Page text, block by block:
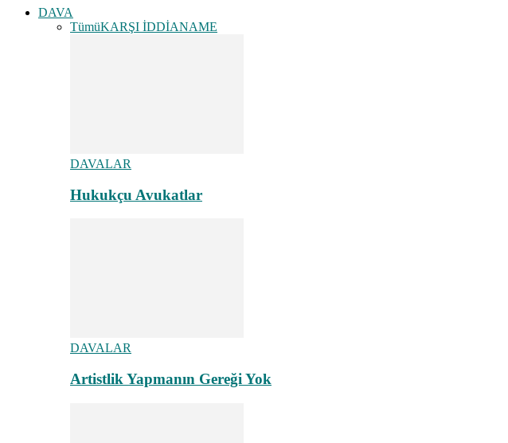
DAVA
TümüKARŞI İDDİANAME
DAVALAR
Hukukçu Avukatlar
DAVALAR
Artistlik Yapmanın Gereği Yok